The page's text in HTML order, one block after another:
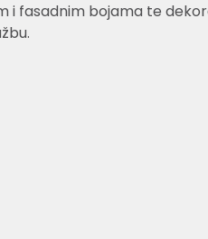
i fasadnim bojama te